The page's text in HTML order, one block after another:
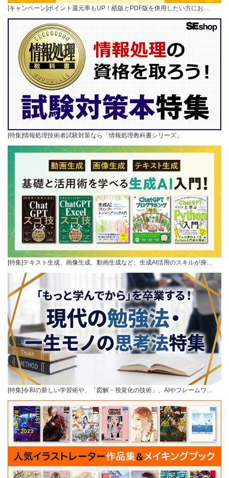
[キャンペーン]ポイント還元率もUP！紙版とPDF版を併用したい方にお…
[特集]情報処理技術者試験対策なら「情報処理教科書シリーズ」
[特集]テキスト生成、画像生成、動画生成など、生成AI活用のスキルが身…
[特集]令和の新しい学習術や、「図解・視覚化の技術」、AIやフレームワ…